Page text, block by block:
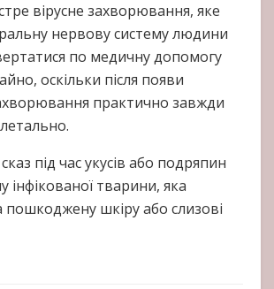
вірусне захворювання, яке
нервову систему людини
по медичну допомогу
оскільки після появи
практично завжди
під час укусів або подряпин
інфікованої тварини, яка
пошкоджену шкіру або слизові